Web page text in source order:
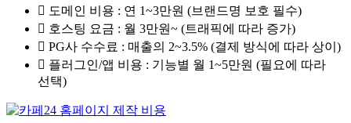
도메인 비용 : 연 1~3만원 (브랜드명 보호 필수)
호스팅 요금 : 월 3만원~ (트래픽에 따라 증가)
PG사 수수료 : 매출의 2~3.5% (결제 방식에 따라 상이)
플러그인/앱 비용 : 기능별 월 1~5만원 (필요에 따라
선택)